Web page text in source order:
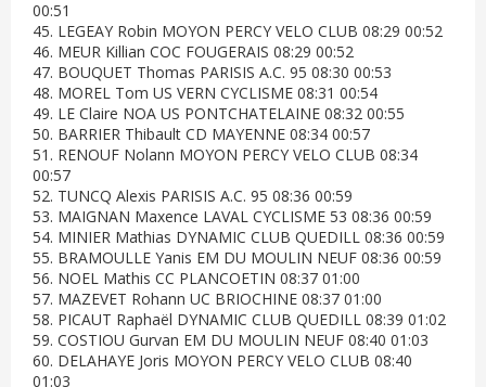
00:51
45. LEGEAY Robin MOYON PERCY VELO CLUB 08:29 00:52
46. MEUR Killian COC FOUGERAIS 08:29 00:52
47. BOUQUET Thomas PARISIS A.C. 95 08:30 00:53
48. MOREL Tom US VERN CYCLISME 08:31 00:54
49. LE Claire NOA US PONTCHATELAINE 08:32 00:55
50. BARRIER Thibault CD MAYENNE 08:34 00:57
51. RENOUF Nolann MOYON PERCY VELO CLUB 08:34
00:57
52. TUNCQ Alexis PARISIS A.C. 95 08:36 00:59
53. MAIGNAN Maxence LAVAL CYCLISME 53 08:36 00:59
54. MINIER Mathias DYNAMIC CLUB QUEDILL 08:36 00:59
55. BRAMOULLE Yanis EM DU MOULIN NEUF 08:36 00:59
56. NOEL Mathis CC PLANCOETIN 08:37 01:00
57. MAZEVET Rohann UC BRIOCHINE 08:37 01:00
58. PICAUT Raphaël DYNAMIC CLUB QUEDILL 08:39 01:02
59. COSTIOU Gurvan EM DU MOULIN NEUF 08:40 01:03
60. DELAHAYE Joris MOYON PERCY VELO CLUB 08:40
01:03